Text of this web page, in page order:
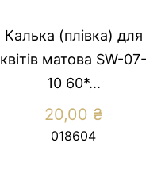
Калька (плівка) для
квітів матова SW-07-
10 60*...
20,00 ₴
018604